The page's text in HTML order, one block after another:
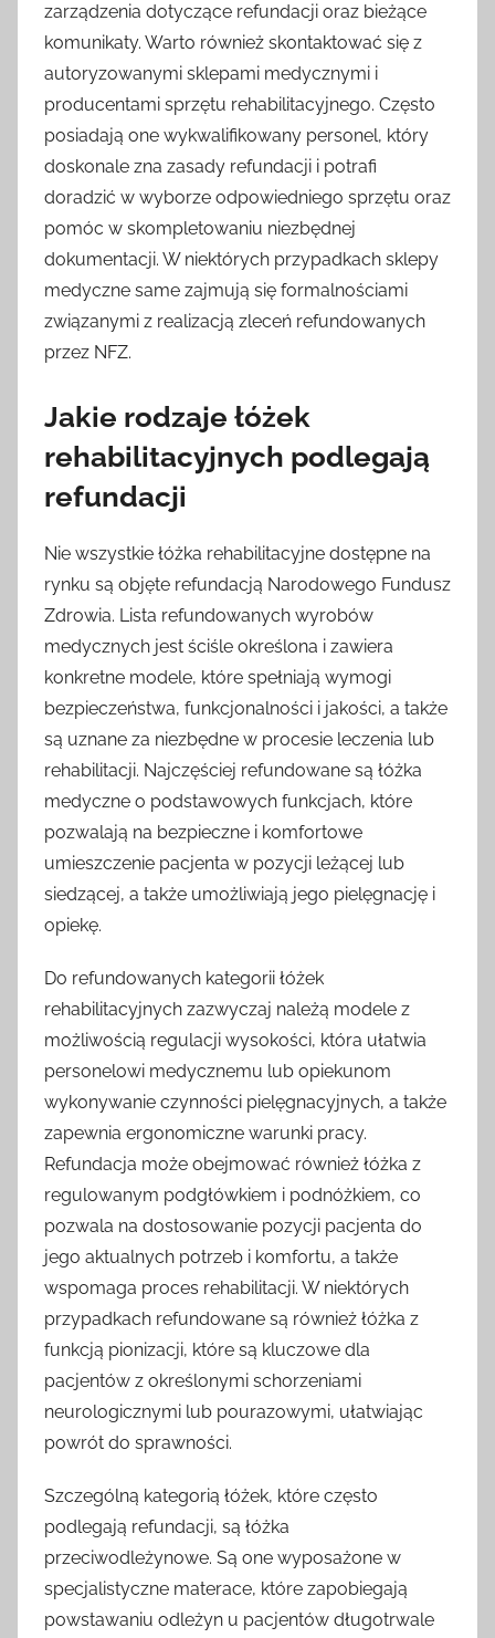
zarządzenia dotyczące refundacji oraz bieżące
komunikaty. Warto również skontaktować się z
autoryzowanymi sklepami medycznymi i
producentami sprzętu rehabilitacyjnego. Często
posiadają one wykwalifikowany personel, który
doskonale zna zasady refundacji i potrafi
doradzić w wyborze odpowiedniego sprzętu oraz
pomóc w skompletowaniu niezbędnej
dokumentacji. W niektórych przypadkach sklepy
medyczne same zajmują się formalnościami
związanymi z realizacją zleceń refundowanych
przez NFZ.
Jakie rodzaje łóżek
rehabilitacyjnych podlegają
refundacji
Nie wszystkie łóżka rehabilitacyjne dostępne na
rynku są objęte refundacją Narodowego Fundusz
Zdrowia. Lista refundowanych wyrobów
medycznych jest ściśle określona i zawiera
konkretne modele, które spełniają wymogi
bezpieczeństwa, funkcjonalności i jakości, a także
są uznane za niezbędne w procesie leczenia lub
rehabilitacji. Najczęściej refundowane są łóżka
medyczne o podstawowych funkcjach, które
pozwalają na bezpieczne i komfortowe
umieszczenie pacjenta w pozycji leżącej lub
siedzącej, a także umożliwiają jego pielęgnację i
opiekę.
Do refundowanych kategorii łóżek
rehabilitacyjnych zazwyczaj należą modele z
możliwością regulacji wysokości, która ułatwia
personelowi medycznemu lub opiekunom
wykonywanie czynności pielęgnacyjnych, a także
zapewnia ergonomiczne warunki pracy.
Refundacja może obejmować również łóżka z
regulowanym podgłówkiem i podnóżkiem, co
pozwala na dostosowanie pozycji pacjenta do
jego aktualnych potrzeb i komfortu, a także
wspomaga proces rehabilitacji. W niektórych
przypadkach refundowane są również łóżka z
funkcją pionizacji, które są kluczowe dla
pacjentów z określonymi schorzeniami
neurologicznymi lub pourazowymi, ułatwiając
powrót do sprawności.
Szczególną kategorią łóżek, które często
podlegają refundacji, są łóżka
przeciwodleżynowe. Są one wyposażone w
specjalistyczne materace, które zapobiegają
powstawaniu odleżyn u pacjentów długotrwale